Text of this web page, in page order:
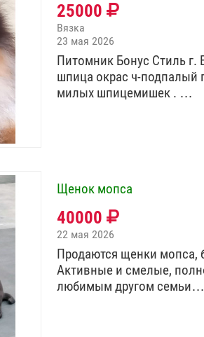
25000
Вязка
23 мая 2026
Питомник Бонус Стиль г.
шпица окрас ч-подпалый
милых шпицемишек . …
Щенок мопса
40000
22 мая 2026
Продаются щенки мопса,
Активные и смелые,
любимым другом семьи…